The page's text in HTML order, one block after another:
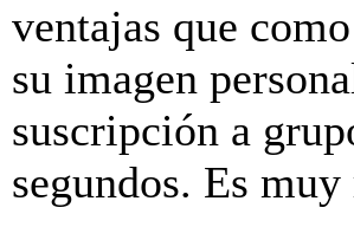
ventajas que
su imagen
suscripción a
segundos. Es